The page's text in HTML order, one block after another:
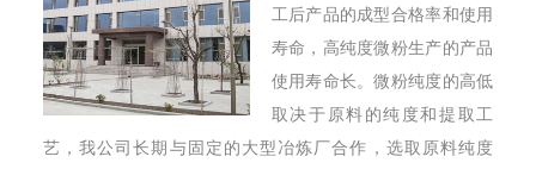
工后产品的成型合格率和使用
寿命，高纯度微粉生产的产品
使用寿命长。微粉纯度的高低
取决于原料的纯度和提取工
艺，我公司长期与固定的大型冶炼厂合作，选取原料纯度